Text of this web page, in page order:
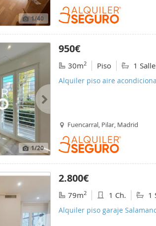
1/40
1/20
950€
30m2 Piso 1
Alquiler piso aire
Fuencarral, Pilar, Madrid
2.800€
79m2 1 Ch. 1
Alquiler piso garaje